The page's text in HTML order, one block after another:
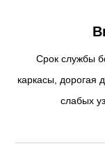
Срок службы
каркасы, дорогая
слабых